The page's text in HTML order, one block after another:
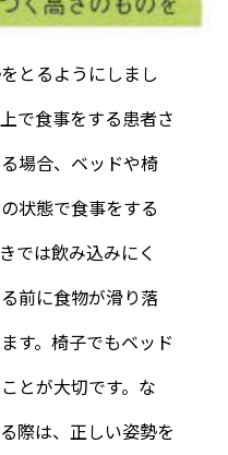
とるようにしまし
で食事をする患者さ
場合、ベッドや椅
状態で食事をする
では飲み込みにく
前に食物が滑り落
す。椅子でもベッド
とが大切です。な
際は、正しい姿勢を